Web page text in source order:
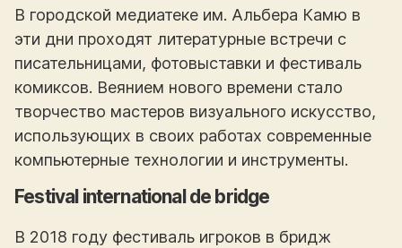
В городской медиатеке им. Альбера Камю в
эти дни проходят литературные встречи с
писательницами, фотовыставки и фестиваль
комиксов. Веянием нового времени стало
творчество мастеров визуального искусство,
использующих в своих работах современные
компьютерные технологии и инструменты.
Festival international de bridge
В 2018 году фестиваль игроков в бридж